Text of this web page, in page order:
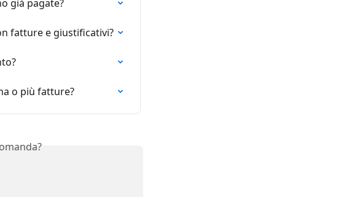
già pagate?
fatture e giustificativi?
o più fatture?